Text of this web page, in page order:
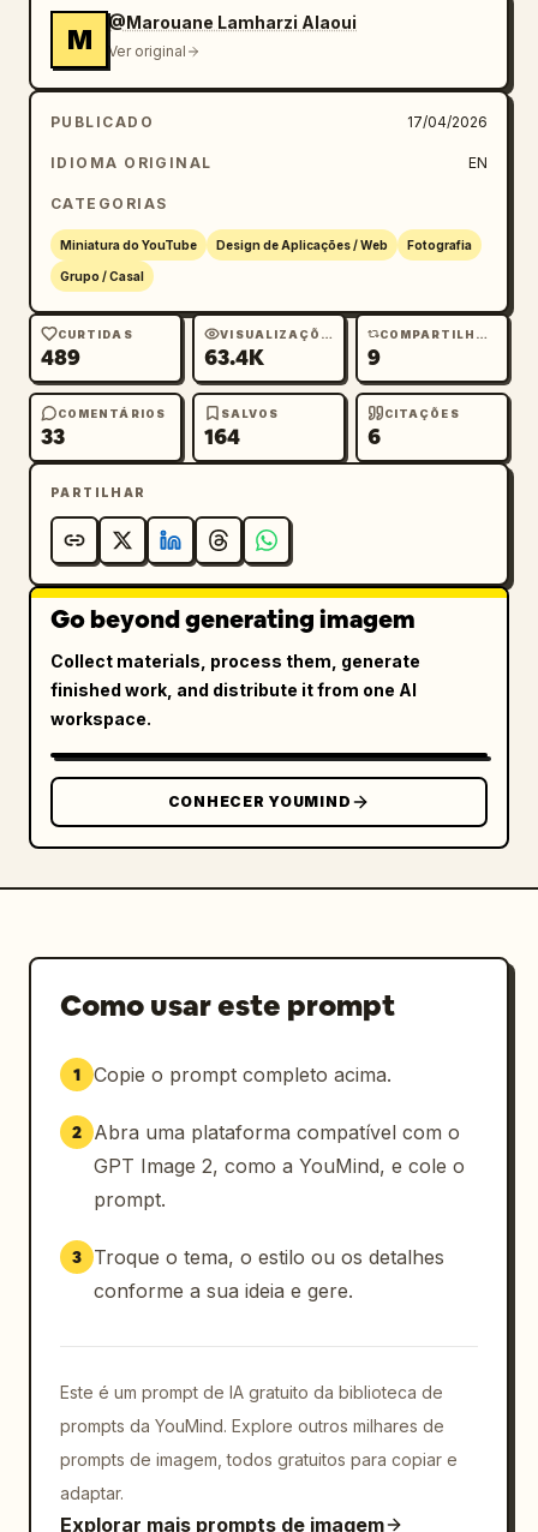
    "buttons": 5
}
M
@Marouane Lamharzi Alaoui
Ver original
PUBLICADO 17/04/2026
IDIOMA ORIGINAL EN
CATEGORIAS
Miniatura do YouTube Design de Aplicações / Web Fotografia
Grupo / Casal
CURTIDAS
489
VISUALIZAÇÕES
63.4K
COMPARTILHAMENTOS
9
COMENTÁRIOS
33
SALVOS
164
CITAÇÕES
6
PARTILHAR
Go beyond generating imagem
Collect materials, process them, generate
finished work, and distribute it from one AI
workspace.
CONHECER YOUMIND
Como usar este prompt
1 Copie o prompt completo acima.
2
Abra uma plataforma compatível com o
GPT Image 2, como a YouMind, e cole o
prompt.
3
Troque o tema, o estilo ou os detalhes
conforme a sua ideia e gere.
Este é um prompt de IA gratuito da biblioteca de
prompts da YouMind. Explore outros milhares de
prompts de imagem, todos gratuitos para copiar e
adaptar.
Explorar mais prompts de imagem